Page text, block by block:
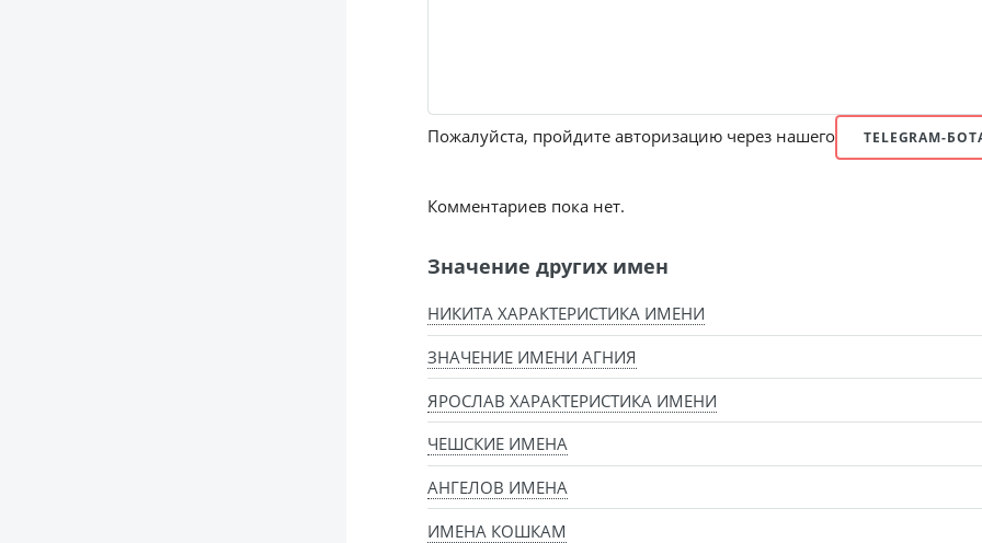
Пожалуйста, пройдите авторизацию через нашего TELEGRAM-
Комментариев пока нет.
Значение других имен
НИКИТА ХАРАКТЕРИСТИКА ИМЕНИ
ЗНАЧЕНИЕ ИМЕНИ АГНИЯ
ЯРОСЛАВ ХАРАКТЕРИСТИКА ИМЕНИ
ЧЕШСКИЕ ИМЕНА
АНГЕЛОВ ИМЕНА
ИМЕНА КОШКАМ